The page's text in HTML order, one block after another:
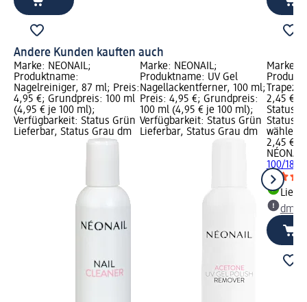
Andere Kunden kauften auch
Marke: NÉONAIL;
Produktname:
Nagelreiniger, 87 ml; Preis:
4,95 €; Grundpreis: 100 ml
(4,95 € je 100 ml);
Verfügbarkeit: Status Grün
Lieferbar, Status Grau dm
Marke: NÉONAIL;
Produktname: UV Gel
Nagellackentferner, 100 ml;
Preis: 4,95 €; Grundpreis:
100 ml (4,95 € je 100 ml);
Verfügbarkeit: Status Grün
Lieferbar, Status Grau dm
Marke:
Trapez
2,45 €;
Status
Status
wählen
2,45 €
NÉONAIL
100/180,
dm